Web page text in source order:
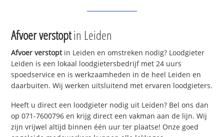
Afvoer verstoptin Leiden
Afvoer verstoptin Leiden en omstreken nodig? Loodgieter
Leiden is een lokaal loodgietersbedrijf met 24 uurs
spoedservice en is werkzaamheden in de heel Leiden en
daarbuiten. Wij werken uitsluitend met ervaren loodgieters.
Heeft u direct een loodgieter nodig uit Leiden? Bel ons dan
op 071-7600796 en krijg direct een vakman aan de lijn. Wij
zijn vrijwel altijd binnen één uur ter plaatse! Onze goed